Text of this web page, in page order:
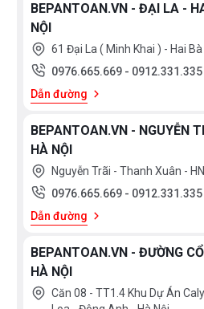
Ai mà không muốn tận hưởng
cuộc sống dễ dàng và thuận
cung cấp nhiều tính năng
Làm nóng nhanh và Rã đông.
một lát thịt là điều dễ dàng
trong gian bếp của mình.
Bạn quan tâm tới những sản
như các sản phẩm thiết bị
phòng tắm vui lòng liên hệ
theohotline 0976665669 -
BEPANTOAN.VN - ĐẠI LA -
NỘI
61 Đại La ( Minh Khai ) - Hai
0976.665.669 - 0912.331.335
Dẫn đường
BEPANTOAN.VN - NGUYỄN
HÀ NỘI
Nguyễn Trãi - Thanh Xuân - HN
0976.665.669 - 0912.331.335
Dẫn đường
BEPANTOAN.VN - ĐƯỜNG
HÀ NỘI
Căn 08 - TT1.4 Khu Dự Án